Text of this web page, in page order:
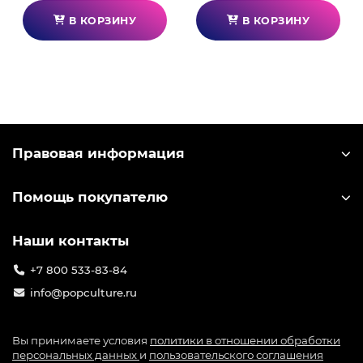
Россию, уверенно занимая высокие места в
рейтингах и привлекая миллионы игроков.
Компания-разработчик miHoYo выпускает
В КОРЗИНУ В КОРЗИНУ
Правовая информация
Помощь покупателю
Наши контакты
+7 800 533-83-84
info@popculture.ru
Вы принимаете условия политики в отношении обработки
персональных данных и пользовательского соглашения